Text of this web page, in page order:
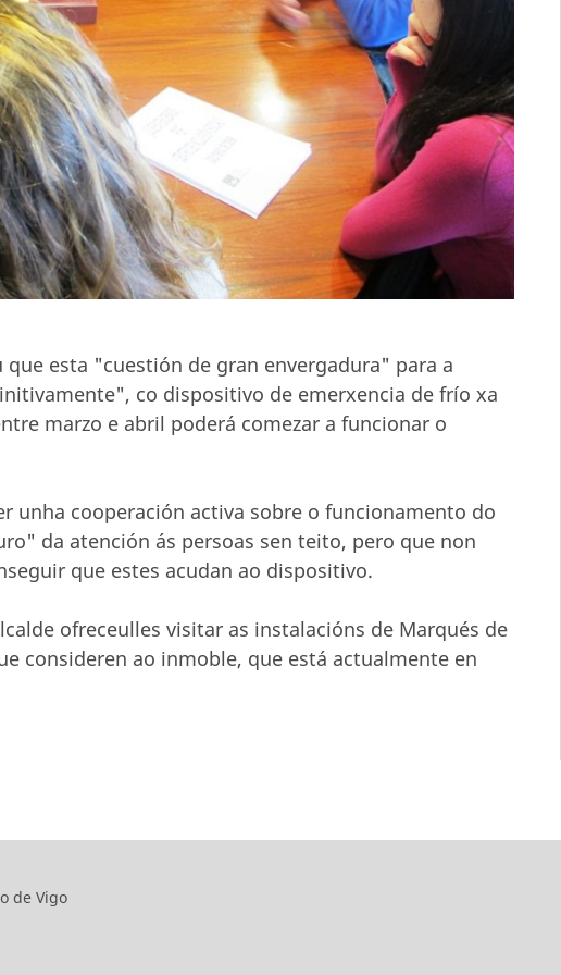
esta "cuestión de gran envergadura" para a
co dispositivo de emerxencia de frío xa
marzo e abril poderá comezar a funcionar o
unha cooperación activa sobre o funcionamento do
da atención ás persoas sen teito, pero que non
que estes acudan ao dispositivo.
ofreceulles visitar as instalacións de Marqués de
consideren ao inmoble, que está actualmente en
de Vigo